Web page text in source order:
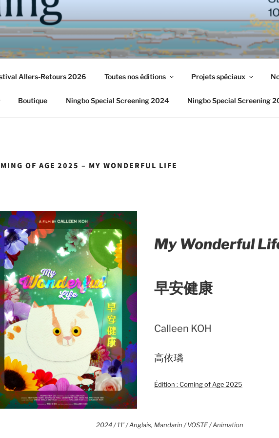
Allers-Retours 2026 Toutes nos éditions Projets spéciaux
Boutique Ningbo Special Screening 2024 Ningbo Special Screening
OF AGE 2025 – MY WONDERFUL LIFE
My Wonderful
早安健康
Calleen KOH
高依璘
Édition : Coming of Age 2025
2024 / 11’ / Anglais, Mandarin / VOSTF / Animation